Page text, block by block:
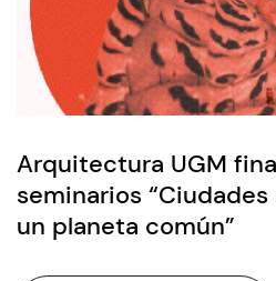
modo claro
Arquitectura UGM
seminarios
un planeta común”